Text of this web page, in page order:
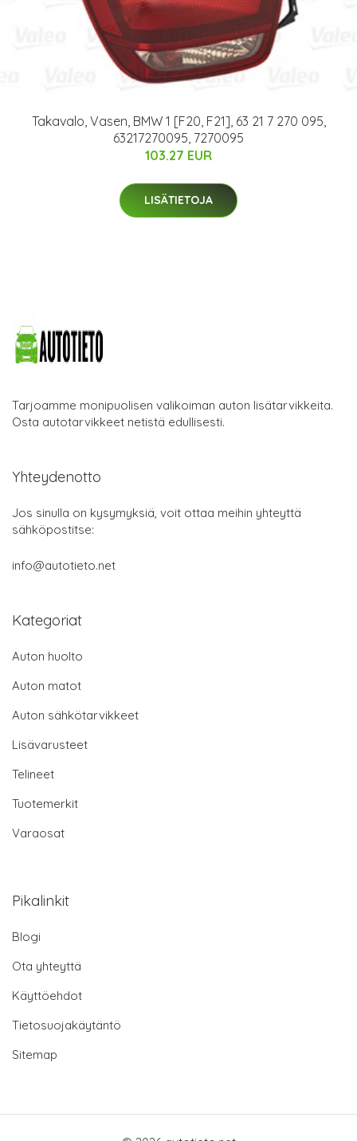
Takavalo, Vasen, BMW 1 [F20, F21], 63 21 7 270 095,
63217270095, 7270095
103.27 EUR
LISÄTIETOJA
Tarjoamme monipuolisen valikoiman auton lisätarvikkeita.
Osta autotarvikkeet netistä edullisesti.
Yhteydenotto
Jos sinulla on kysymyksiä, voit ottaa meihin yhteyttä
sähköpostitse:
info@autotieto.net
Kategoriat
Auton huolto
Auton matot
Auton sähkötarvikkeet
Lisävarusteet
Telineet
Tuotemerkit
Varaosat
Pikalinkit
Blogi
Ota yhteyttä
Käyttöehdot
Tietosuojakäytäntö
Sitemap